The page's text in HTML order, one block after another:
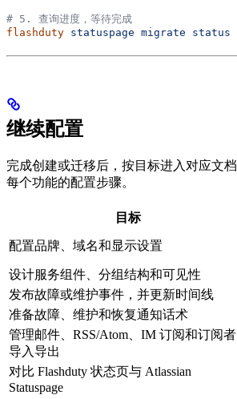
# 5. 查询进度，等待完成
flashduty statuspage migrate status
继续配置
完成创建或迁移后，按目标进入对应文
每个功能的配置步骤。
目标
配置品牌、域名和显示设置
设计服务组件、分组结构和可见性
发布故障或维护事件，并更新时间线
准备故障、维护和恢复通知话术
管理邮件、RSS/Atom、IM 订阅和订阅者
导入导出
对比 Flashduty 状态页与 Atlassian
Statuspage